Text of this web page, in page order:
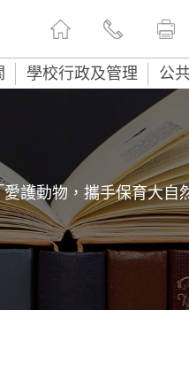
學校行政及管理 公
愛護動物，攜手保育大自